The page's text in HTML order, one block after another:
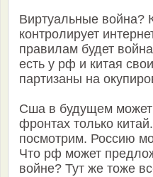
Виртуальные война?
контролирует
правилам будет
есть у рф и китая
партизаны на
Сша в будущем может
фронтах только
посмотрим. Россию
Что рф может
войне? Тут же тоже